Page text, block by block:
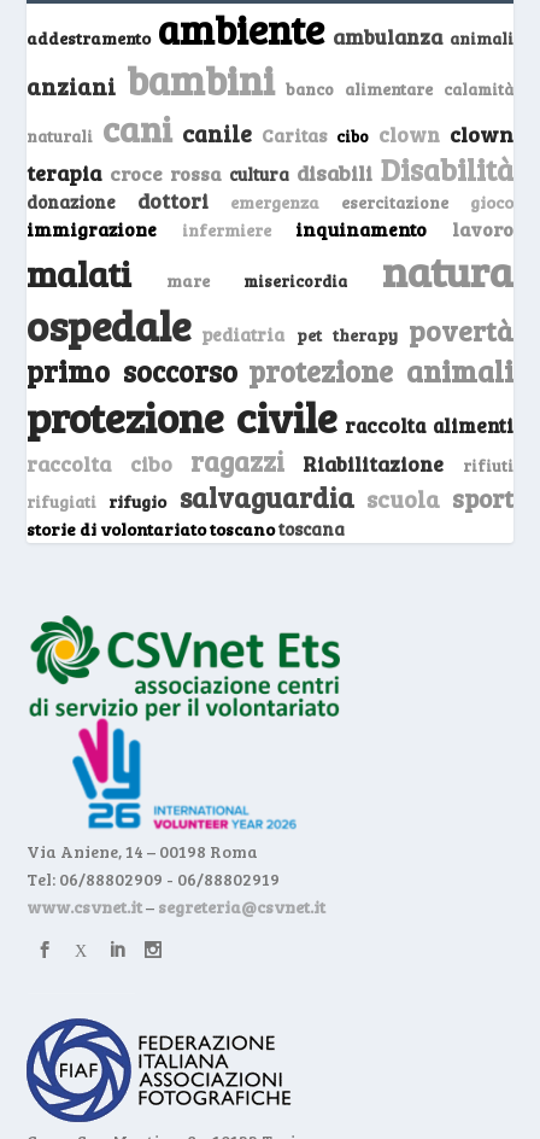
addestramento ambiente ambulanza animali
anziani bambini banco alimentare calamità
naturali cani canile Caritas cibo clown clown
terapia croce rossa cultura disabili Disabilità
donazione dottori emergenza esercitazione gioco
immigrazione infermiere inquinamento lavoro
malati mare misericordia natura
ospedale pediatria pet therapy povertà
primo soccorso protezione animali
protezione civile raccolta alimenti
raccolta cibo ragazzi Riabilitazione
rifiuti
rifugiati
rifugio salvaguardia scuola sport
storie di volontariato toscanotoscana
Via Aniene, 14 – 00198 Roma
Tel: 06/88802909 - 06/88802919
www.csvnet.it– segreteria@csvnet.it